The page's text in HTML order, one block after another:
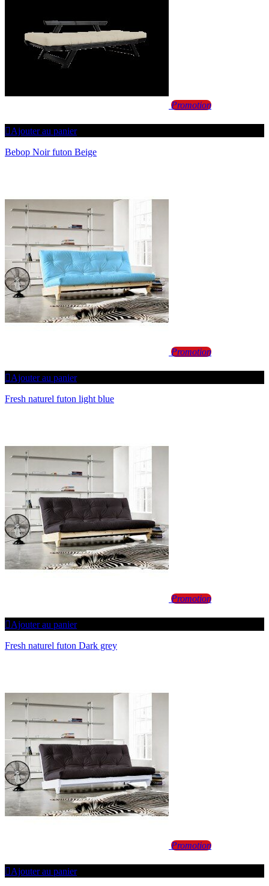
Promotion
Ajouter au panier
Bebop Noir futon Beige
Promotion
Ajouter au panier
Fresh naturel futon light blue
Promotion
Ajouter au panier
Fresh naturel futon Dark grey
Promotion
Ajouter au panier